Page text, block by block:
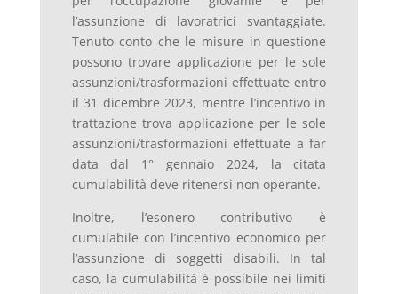
l’assunzione di lavoratrici svantaggiate.
Tenuto conto che le misure in questione
possono trovare applicazione per le sole
assunzioni/trasformazioni effettuate entro
il 31 dicembre 2023, mentre l’incentivo in
trattazione trova applicazione per le sole
assunzioni/trasformazioni effettuate a far
data dal 1° gennaio 2024, la citata
cumulabilità deve ritenersi non operante.
Inoltre, l’esonero contributivo è
cumulabile con l’incentivo economico per
l’assunzione di soggetti disabili. In tal
caso, la cumulabilità è possibile nei limiti